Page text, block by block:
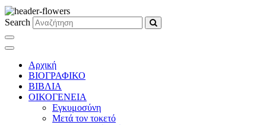
Search
Αρχική
ΒΙΟΓΡΑΦΙΚΟ
ΒΙΒΛΙΑ
ΟΙΚΟΓΕΝΕΙΑ
Εγκυμοσύνη
Μετά τον τοκετό